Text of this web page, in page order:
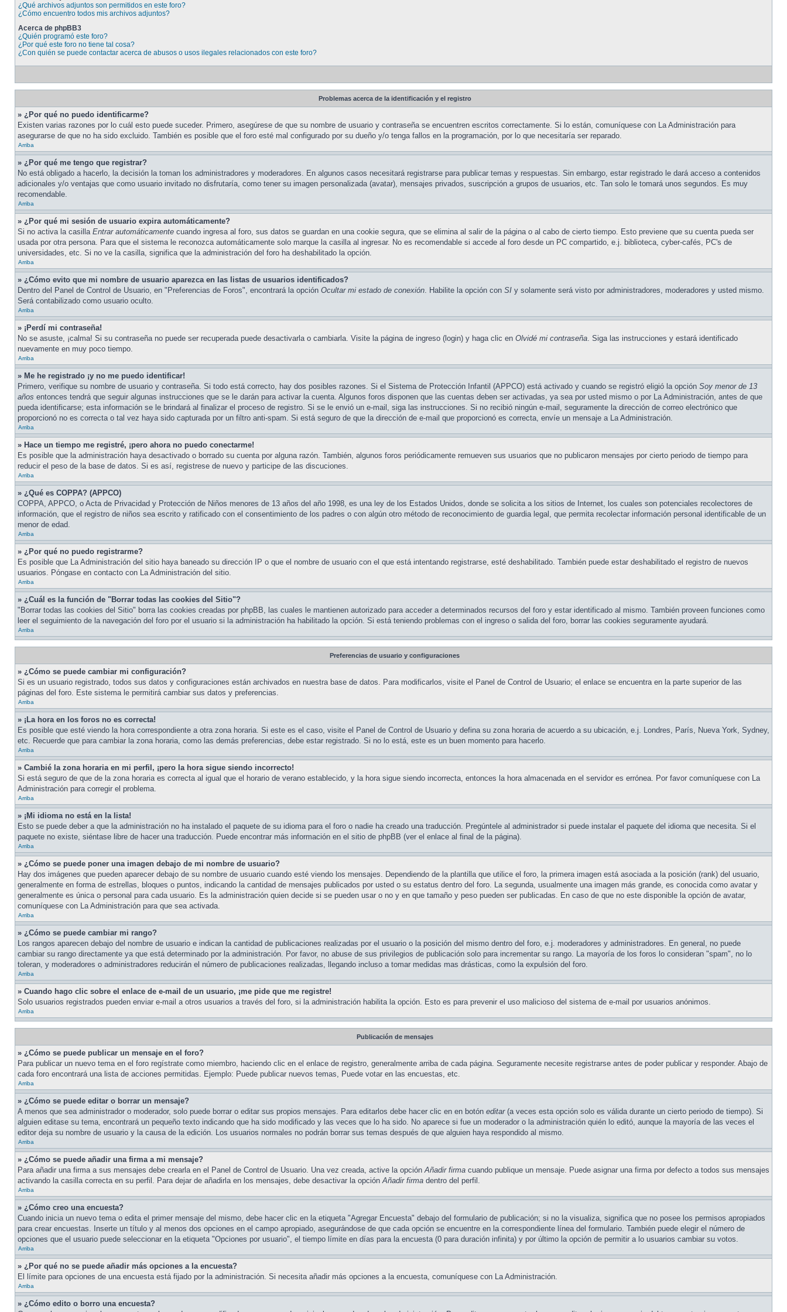
¿Qué archivos adjuntos son permitidos en este foro?
¿Cómo encuentro todos mis archivos adjuntos?
Acerca de phpBB3
¿Quién programó este foro?
¿Por qué este foro no tiene tal cosa?
¿Con quién se puede contactar acerca de abusos o usos ilegales relacionados con este foro?
Problemas acerca de la identificación y el registro
» ¿Por qué no puedo identificarme?
Existen varias razones por lo cuál esto puede suceder. Primero, asegúrese de que su nombre de usuario y contraseña se encuentren escritos correctamente. Si lo están, comuníquese con La Administración para
asegurarse de que no ha sido excluido. También es posible que el foro esté mal configurado por su dueño y/o tenga fallos en la programación, por lo que necesitaría ser reparado.
Arriba
» ¿Por qué me tengo que registrar?
No está obligado a hacerlo, la decisión la toman los administradores y moderadores. En algunos casos necesitará registrarse para publicar temas y respuestas. Sin embargo, estar registrado le dará acceso a contenidos
adicionales y/o ventajas que como usuario invitado no disfrutaría, como tener su imagen personalizada (avatar), mensajes privados, suscripción a grupos de usuarios, etc. Tan solo le tomará unos segundos. Es muy
recomendable.
Arriba
» ¿Por qué mi sesión de usuario expira automáticamente?
Si no activa la casilla Entrar automáticamente cuando ingresa al foro, sus datos se guardan en una cookie segura, que se elimina al salir de la página o al cabo de cierto tiempo. Esto previene que su cuenta pueda ser
usada por otra persona. Para que el sistema le reconozca automáticamente solo marque la casilla al ingresar. No es recomendable si accede al foro desde un PC compartido, e.j. biblioteca, cyber-cafés, PC's de
universidades, etc. Si no ve la casilla, significa que la administración del foro ha deshabilitado la opción.
Arriba
» ¿Cómo evito que mi nombre de usuario aparezca en las listas de usuarios identificados?
Dentro del Panel de Control de Usuario, en "Preferencias de Foros", encontrará la opción Ocultar mi estado de conexión. Habilite la opción con SI y solamente será visto por administradores, moderadores y usted mismo.
Será contabilizado como usuario oculto.
Arriba
» ¡Perdí mi contraseña!
No se asuste, ¡calma! Si su contraseña no puede ser recuperada puede desactivarla o cambiarla. Visite la página de ingreso (login) y haga clic en Olvidé mi contraseña. Siga las instrucciones y estará identificado
nuevamente en muy poco tiempo.
Arriba
» Me he registrado ¡y no me puedo identificar!
Primero, verifique su nombre de usuario y contraseña. Si todo está correcto, hay dos posibles razones. Si el Sistema de Protección Infantil (APPCO) está activado y cuando se registró eligió la opción Soy menor de 13
años entonces tendrá que seguir algunas instrucciones que se le darán para activar la cuenta. Algunos foros disponen que las cuentas deben ser activadas, ya sea por usted mismo o por La Administración, antes de que
pueda identificarse; esta información se le brindará al finalizar el proceso de registro. Si se le envió un e-mail, siga las instrucciones. Si no recibió ningún e-mail, seguramente la dirección de correo electrónico que
proporcionó no es correcta o tal vez haya sido capturada por un filtro anti-spam. Si está seguro de que la dirección de e-mail que proporcionó es correcta, envíe un mensaje a La Administración.
Arriba
» Hace un tiempo me registré, ¡pero ahora no puedo conectarme!
Es posible que la administración haya desactivado o borrado su cuenta por alguna razón. También, algunos foros periódicamente remueven sus usuarios que no publicaron mensajes por cierto periodo de tiempo para
reducir el peso de la base de datos. Si es así, registrese de nuevo y participe de las discuciones.
Arriba
» ¿Qué es COPPA? (APPCO)
COPPA, APPCO, o Acta de Privacidad y Protección de Niños menores de 13 años del año 1998, es una ley de los Estados Unidos, donde se solicita a los sitios de Internet, los cuales son potenciales recolectores de
información, que el registro de niños sea escrito y ratificado con el consentimiento de los padres o con algún otro método de reconocimiento de guardia legal, que permita recolectar información personal identificable de un
menor de edad.
Arriba
» ¿Por qué no puedo registrarme?
Es posible que La Administración del sitio haya baneado su dirección IP o que el nombre de usuario con el que está intentando registrarse, esté deshabilitado. También puede estar deshabilitado el registro de nuevos
usuarios. Póngase en contacto con La Administración del sitio.
Arriba
» ¿Cuál es la función de "Borrar todas las cookies del Sitio"?
"Borrar todas las cookies del Sitio" borra las cookies creadas por phpBB, las cuales le mantienen autorizado para acceder a determinados recursos del foro y estar identificado al mismo. También proveen funciones como
leer el seguimiento de la navegación del foro por el usuario si la administración ha habilitado la opción. Si está teniendo problemas con el ingreso o salida del foro, borrar las cookies seguramente ayudará.
Arriba
Preferencias de usuario y configuraciones
» ¿Cómo se puede cambiar mi configuración?
Si es un usuario registrado, todos sus datos y configuraciones están archivados en nuestra base de datos. Para modificarlos, visite el Panel de Control de Usuario; el enlace se encuentra en la parte superior de las
páginas del foro. Este sistema le permitirá cambiar sus datos y preferencias.
Arriba
» ¡La hora en los foros no es correcta!
Es posible que esté viendo la hora correspondiente a otra zona horaria. Si este es el caso, visite el Panel de Control de Usuario y defina su zona horaria de acuerdo a su ubicación, e.j. Londres, París, Nueva York, Sydney,
etc. Recuerde que para cambiar la zona horaria, como las demás preferencias, debe estar registrado. Si no lo está, este es un buen momento para hacerlo.
Arriba
» Cambié la zona horaria en mi perfil, ¡pero la hora sigue siendo incorrecto!
Si está seguro de que de la zona horaria es correcta al igual que el horario de verano establecido, y la hora sigue siendo incorrecta, entonces la hora almacenada en el servidor es errónea. Por favor comuníquese con La
Administración para corregir el problema.
Arriba
» ¡Mi idioma no está en la lista!
Esto se puede deber a que la administración no ha instalado el paquete de su idioma para el foro o nadie ha creado una traducción. Pregúntele al administrador si puede instalar el paquete del idioma que necesita. Si el
paquete no existe, siéntase libre de hacer una traducción. Puede encontrar más información en el sitio de phpBB (ver el enlace al final de la página).
Arriba
» ¿Cómo se puede poner una imagen debajo de mi nombre de usuario?
Hay dos imágenes que pueden aparecer debajo de su nombre de usuario cuando esté viendo los mensajes. Dependiendo de la plantilla que utilice el foro, la primera imagen está asociada a la posición (rank) del usuario,
generalmente en forma de estrellas, bloques o puntos, indicando la cantidad de mensajes publicados por usted o su estatus dentro del foro. La segunda, usualmente una imagen más grande, es conocida como avatar y
generalmente es única o personal para cada usuario. Es la administración quien decide si se pueden usar o no y en que tamaño y peso pueden ser publicadas. En caso de que no este disponible la opción de avatar,
comuníquese con La Administración para que sea activada.
Arriba
» ¿Cómo se puede cambiar mi rango?
Los rangos aparecen debajo del nombre de usuario e indican la cantidad de publicaciones realizadas por el usuario o la posición del mismo dentro del foro, e.j. moderadores y administradores. En general, no puede
cambiar su rango directamente ya que está determinado por la administración. Por favor, no abuse de sus privilegios de publicación solo para incrementar su rango. La mayoría de los foros lo consideran "spam", no lo
toleran, y moderadores o administradores reducirán el número de publicaciones realizadas, llegando incluso a tomar medidas mas drásticas, como la expulsión del foro.
Arriba
» Cuando hago clic sobre el enlace de e-mail de un usuario, ¡me pide que me registre!
Solo usuarios registrados pueden enviar e-mail a otros usuarios a través del foro, si la administración habilita la opción. Esto es para prevenir el uso malicioso del sistema de e-mail por usuarios anónimos.
Arriba
Publicación de mensajes
» ¿Cómo se puede publicar un mensaje en el foro?
Para publicar un nuevo tema en el foro regístrate como miembro, haciendo clic en el enlace de registro, generalmente arriba de cada página. Seguramente necesite registrarse antes de poder publicar y responder. Abajo de
cada foro encontrará una lista de acciones permitidas. Ejemplo: Puede publicar nuevos temas, Puede votar en las encuestas, etc.
Arriba
» ¿Cómo se puede editar o borrar un mensaje?
A menos que sea administrador o moderador, solo puede borrar o editar sus propios mensajes. Para editarlos debe hacer clic en en botón editar(a veces esta opción solo es válida durante un cierto periodo de tiempo). Si
alguien editase su tema, encontrará un pequeño texto indicando que ha sido modificado y las veces que lo ha sido. No aparece si fue un moderador o la administración quién lo editó, aunque la mayoría de las veces el
editor deja su nombre de usuario y la causa de la edición. Los usuarios normales no podrán borrar sus temas después de que alguien haya respondido al mismo.
Arriba
» ¿Cómo se puede añadir una firma a mi mensaje?
Para añadir una firma a sus mensajes debe crearla en el Panel de Control de Usuario. Una vez creada, active la opciónAñadir firma cuando publique un mensaje. Puede asignar una firma por defecto a todos sus mensajes
activando la casilla correcta en su perfil. Para dejar de añadirla en los mensajes, debe desactivar la opciónAñadir firma dentro del perfil.
Arriba
» ¿Cómo creo una encuesta?
Cuando inicia un nuevo tema o edita el primer mensaje del mismo, debe hacer clic en la etiqueta "Agregar Encuesta" debajo del formulario de publicación; si no la visualiza, significa que no posee los permisos apropiados
para crear encuestas. Inserte un título y al menos dos opciones en el campo apropiado, asegurándose de que cada opción se encuentre en la correspondiente línea del formulario. También puede elegir el número de
opciones que el usuario puede seleccionar en la etiqueta "Opciones por usuario", el tiempo límite en días para la encuesta (0 para duración infinita) y por último la opción de permitir a lo usuarios cambiar su votos.
Arriba
» ¿Por qué no se puede añadir más opciones a la encuesta?
El límite para opciones de una encuesta está fijado por la administración. Si necesita añadir más opciones a la encuesta, comuníquese con La Administración.
Arriba
» ¿Cómo edito o borro una encuesta?